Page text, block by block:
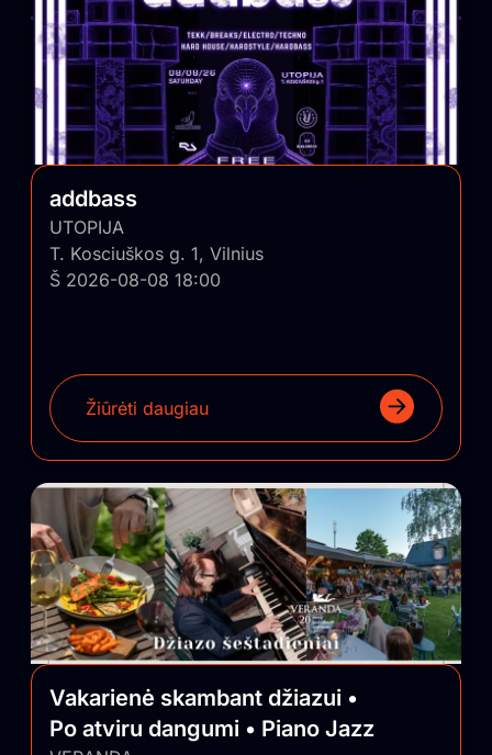
addbass
UTOPIJA
T. Kosciuškos g. 1, Vilnius
Š 2026-08-08 18:00
Žiūrėti daugiau
Vakarienė skambant džiazui •
Po atviru dangumi • Piano Jazz